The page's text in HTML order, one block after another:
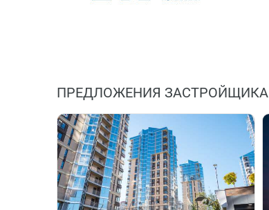
ПРЕДЛОЖЕНИЯ ЗАСТРОЙЩИКА